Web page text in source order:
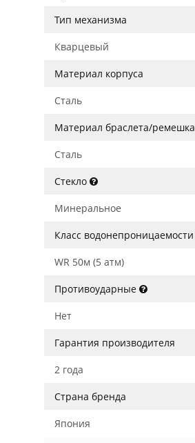
Тип механизма
Кварцевый
Материал корпуса
Сталь
Материал браслета/ремешка
Сталь
Стекло
Минеральное
Класс водонепроницаемости
WR 50м (5 атм)
Противоударные
Нет
Гарантия производителя
2 года
Страна бренда
Япония